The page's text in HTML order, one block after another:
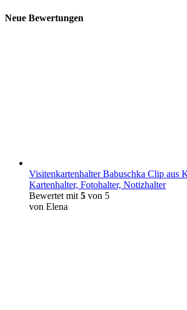
Neue Bewertungen
Visitenkartenhalter Babuschka Clip aus
Kartenhalter, Fotohalter, Notizhalter
Bewertet mit 5 von 5
von Elena